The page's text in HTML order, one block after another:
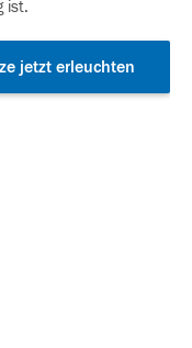
ist.
jetzt erleuchten